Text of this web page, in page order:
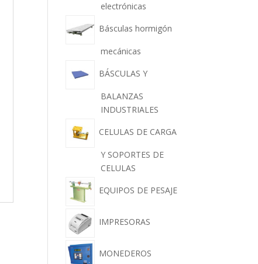
electrónicas
Básculas hormigón
mecánicas
BÁSCULAS Y
BALANZAS
INDUSTRIALES
CELULAS DE CARGA
Y SOPORTES DE
CELULAS
EQUIPOS DE PESAJE
IMPRESORAS
MONEDEROS